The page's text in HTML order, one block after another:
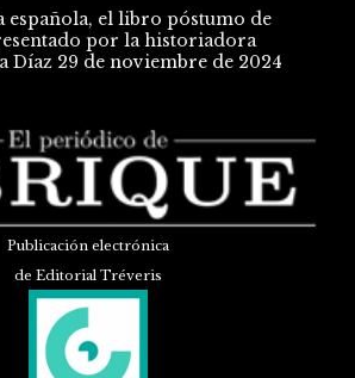
española, el libro póstumo de
por la historiadora
Díaz 29 de noviembre de 2024
Publicación electrónica
de Editorial Tréveris